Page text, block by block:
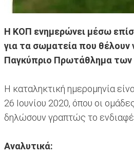
Η ΚΟΠ ενημερώνει μέσω
για τα σωματεία που θέλουν
Παγκύπριο Πρωτάθλημα των
Η καταληκτική ημερομηνία
26 Ιουνίου 2020, όπου οι
δηλώσουν γραπτώς το
Αναλυτικά: